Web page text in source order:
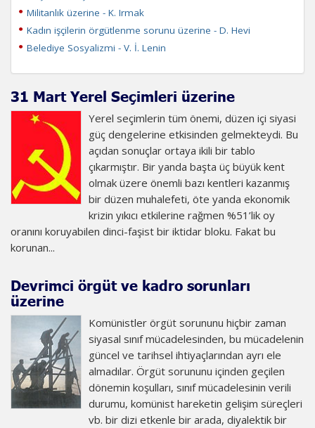
Militanlık üzerine - K. Irmak
Kadın işçilerin örgütlenme sorunu üzerine - D. Hevi
Belediye Sosyalizmi - V. İ. Lenin
31 Mart Yerel Seçimleri üzerine
Yerel seçimlerin tüm önemi, düzen içi siyasi
güç dengelerine etkisinden gelmekteydi. Bu
açıdan sonuçlar ortaya ikili bir tablo
çıkarmıştır. Bir yanda başta üç büyük kent
olmak üzere önemli bazı kentleri kazanmış
bir düzen muhalefeti, öte yanda ekonomik
krizin yıkıcı etkilerine rağmen %51’lik oy
oranını koruyabilen dinci-faşist bir iktidar bloku. Fakat bu
korunan...
Devrimci örgüt ve kadro sorunları
üzerine
Komünistler örgüt sorununu hiçbir zaman
siyasal sınıf mücadelesinden, bu mücadelenin
güncel ve tarihsel ihtiyaçlarından ayrı ele
almadılar. Örgüt sorununu içinden geçilen
dönemin koşulları, sınıf mücadelesinin verili
durumu, komünist hareketin gelişim süreçleri
vb. bir dizi etkenle bir arada, diyalektik bir